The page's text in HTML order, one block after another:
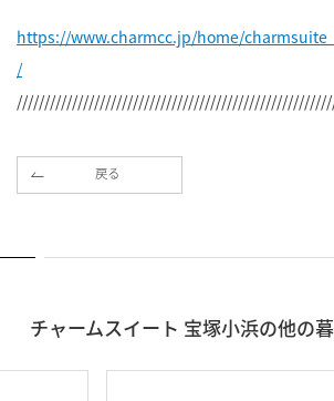
https://www.charmcc.jp/home/
/
戻る
チャームスイート 宝塚小浜の他の